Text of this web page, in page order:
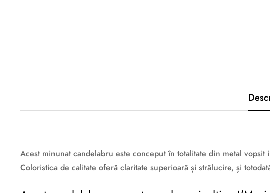
Acest minunat candelabru este conceput în totalitate din metal
Coloristica de calitate oferă claritate superioară și strălucire, și